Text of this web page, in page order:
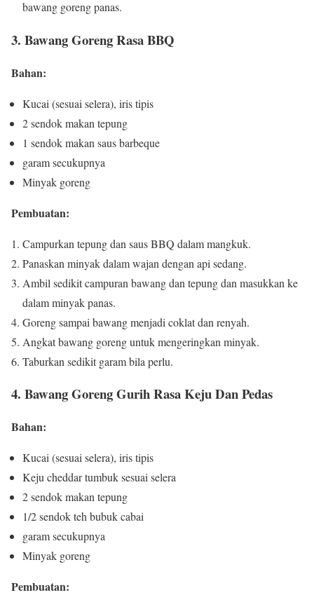
bawang goreng panas.
3. Bawang Goreng Rasa BBQ
Bahan:
Kucai (sesuai selera), iris tipis
2 sendok makan tepung
1 sendok makan saus barbeque
garam secukupnya
Minyak goreng
Pembuatan:
Campurkan tepung dan saus BBQ dalam mangkuk.
Panaskan minyak dalam wajan dengan api sedang.
Ambil sedikit campuran bawang dan tepung dan masukkan ke
dalam minyak panas.
Goreng sampai bawang menjadi coklat dan renyah.
Angkat bawang goreng untuk mengeringkan minyak.
Taburkan sedikit garam bila perlu.
4. Bawang Goreng Gurih Rasa Keju Dan Pedas
Bahan:
Kucai (sesuai selera), iris tipis
Keju cheddar tumbuk sesuai selera
2 sendok makan tepung
1/2 sendok teh bubuk cabai
garam secukupnya
Minyak goreng
Pembuatan: